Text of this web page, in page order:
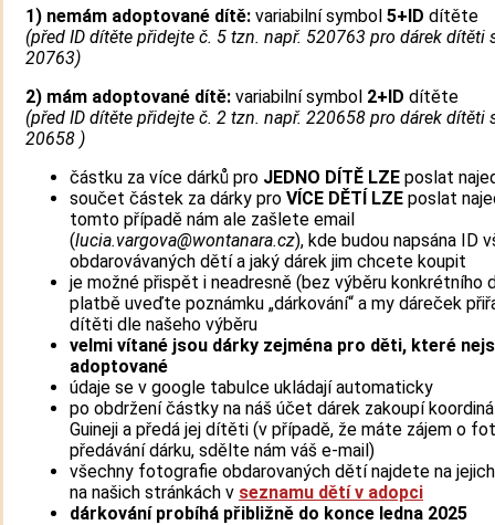
1) nemám adoptované dítě: variabilní symbol 5+ID dítěte
(před ID dítěte přidejte č. 5 tzn. např. 520763 pro dárek dítěti
20763)
2) mám adoptované dítě: variabilní symbol 2+ID dítěte
(před ID dítěte přidejte č. 2 tzn. např. 220658 pro dárek dítěti
20658 )
částku za více dárků pro JEDNO DÍTĚ LZE poslat
součet částek za dárky pro VÍCE DĚTÍ LZE poslat
tomto případě nám ale zašlete email
(lucia.vargova@wontanara.cz), kde budou napsána ID
obdarovávaných dětí a jaký dárek jim chcete koupit
je možné přispět i neadresně (bez výběru konkrétního
platbě uveďte poznámku „dárkování“ a my dáreček
dítěti dle našeho výběru
velmi vítané jsou dárky zejména pro děti, které
adoptované
údaje se v google tabulce ukládají automaticky
po obdržení částky na náš účet dárek zakoupí
Guineji a předá jej dítěti (v případě, že máte zájem o
předávání dárku, sdělte nám váš e-mail)
všechny fotografie obdarovaných dětí najdete na
na našich stránkách v seznamu dětí v adopci
dárkování probíhá přibližně do konce ledna 2025